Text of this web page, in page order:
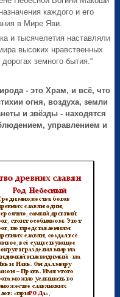
каждого и его
в Мире Яви.
и тысячелетия наставляли
высоких нравственных
земного бытия.“
- это Храм, и всё, что
огня, воздуха, земли
и звёзды - находятся
управлением и